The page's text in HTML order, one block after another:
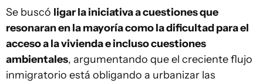
Se buscó ligar la iniciativa a cuestiones que
resonaran en la mayoría como la dificultad para el
acceso a la vivienda e incluso cuestiones
ambientales, argumentando que el creciente flujo
inmigratorio está obligando a urbanizar las